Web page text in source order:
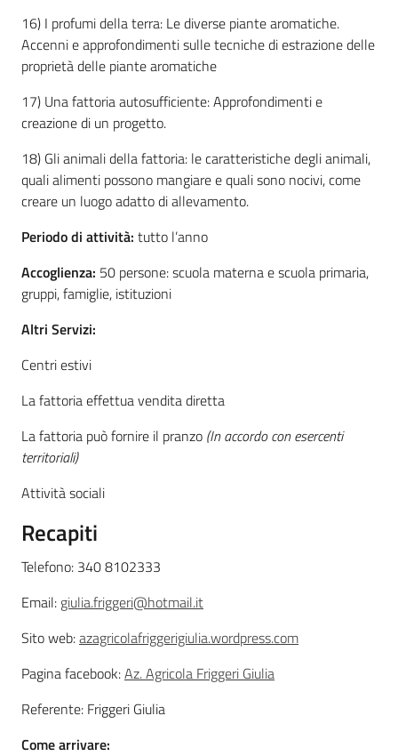
16) I profumi della terra: Le diverse piante aromatiche.
Accenni e approfondimenti sulle tecniche di estrazione delle
proprietà delle piante aromatiche
17) Una fattoria autosufficiente: Approfondimenti e
creazione di un progetto.
18) Gli animali della fattoria: le caratteristiche degli animali,
quali alimenti possono mangiare e quali sono nocivi, come
creare un luogo adatto di allevamento.
Periodo di attività: tutto l’anno
Accoglienza: 50 persone: scuola materna e scuola primaria,
gruppi, famiglie, istituzioni
Altri Servizi:
Centri estivi
La fattoria effettua vendita diretta
La fattoria può fornire il pranzo (In accordo con esercenti
territoriali)
Attività sociali
Recapiti
Telefono: 340 8102333
Email: giulia.friggeri@hotmail.it
Sito web:azagricolafriggerigiulia.wordpress.com
Pagina facebook:Az. Agricola Friggeri Giulia
Referente: Friggeri Giulia
Come arrivare: